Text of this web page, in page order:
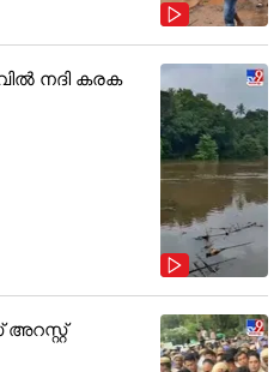
നദി കരക